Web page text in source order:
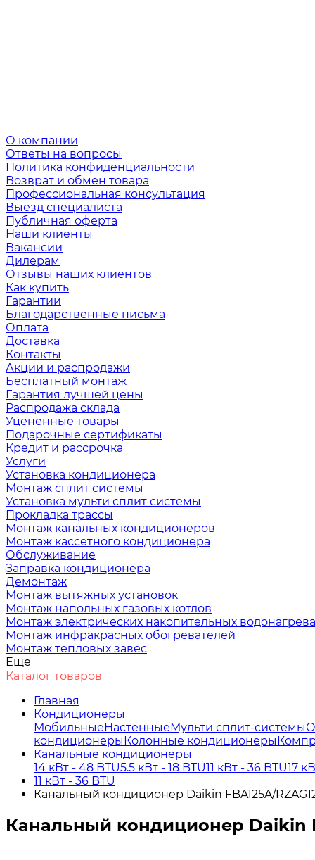
О компании
Ответы на вопросы
Политика конфиденциальности
Возврат и обмен товара
Профессиональная консультация
Выезд специалиста
Публичная оферта
Наши клиенты
Вакансии
Дилерам
Отзывы наших клиентов
Как купить
Гарантии
Благодарственные письма
Оплата
Доставка
Контакты
Акции и распродажи
Бесплатный монтаж
Гарантия лучшей цены
Распродажа склада
Уцененные товары
Подарочные сертификаты
Кредит и рассрочка
Услуги
Установка кондиционера
Монтаж сплит системы
Установка мульти сплит системы
Прокладка трассы
Монтаж канальных кондиционеров
Монтаж кассетного кондиционера
Обслуживание
Заправка кондиционера
Демонтаж
Монтаж вытяжных установок
Монтаж напольных газовых котлов
Монтаж электрических накопительных
Монтаж инфракрасных обогревателей
Монтаж тепловых завес
Еще
Каталог товаров
Главная
Кондиционеры
МобильныеНастенныеМульти сплит-системы
кондиционерыКолонные кондиционеры
Канальные кондиционеры
14 кВт - 48 BTU5.5 кВт - 18 BTU11 кВт - 36 BTU17
11 кВт - 36 BTU
Канальный кондиционер Daikin FBA125A/
Канальный кондиционер Daikin